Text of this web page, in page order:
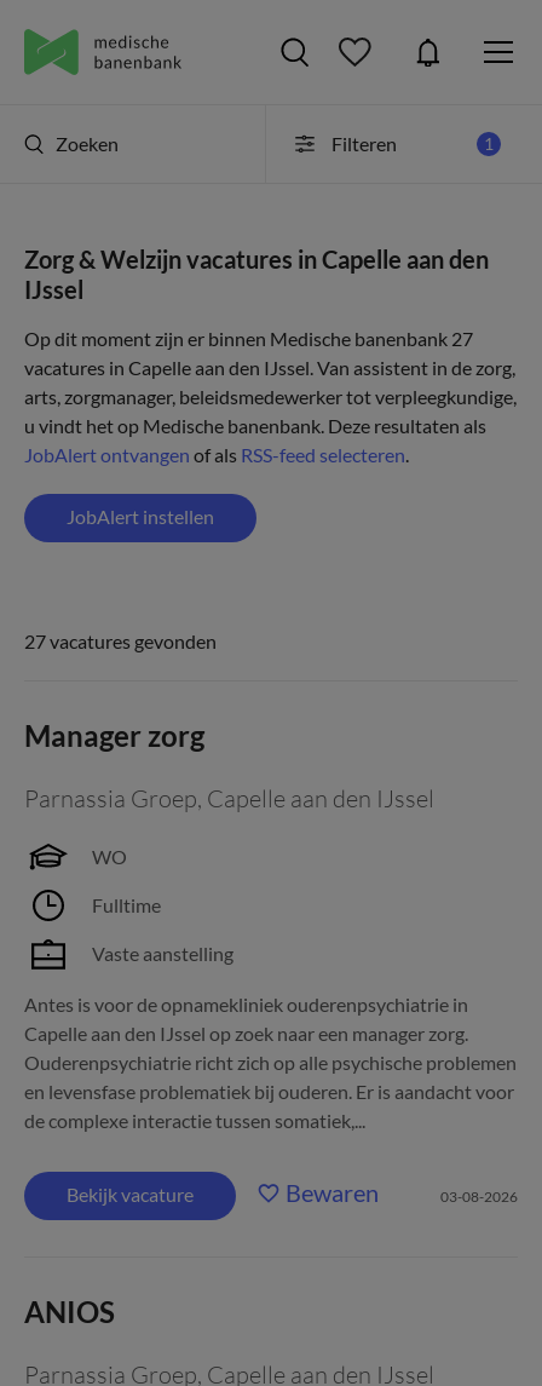
Zoeken Filteren 1
Zorg & Welzijn vacatures in Capelle aan den
IJssel
Op dit moment zijn er binnen Medische banenbank 27
vacatures in Capelle aan den IJssel. Van assistent in de zorg,
arts, zorgmanager, beleidsmedewerker tot verpleegkundige,
u vindt het op Medische banenbank. Deze resultaten als
JobAlert ontvangen of als RSS-feed selecteren.
JobAlert instellen
27 vacatures gevonden
Manager zorg
Parnassia Groep, Capelle aan den IJssel
WO
Fulltime
Vaste aanstelling
Antes is voor de opnamekliniek ouderenpsychiatrie in
Capelle aan den IJssel op zoek naar een manager zorg.
Ouderenpsychiatrie richt zich op alle psychische problemen
en levensfase problematiek bij ouderen. Er is aandacht voor
de complexe interactie tussen somatiek,...
Bekijk vacature Bewaren 03-08-2026
ANIOS
Parnassia Groep, Capelle aan den IJssel